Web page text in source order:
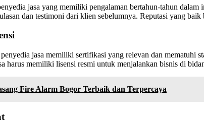
jasa yang memiliki pengalaman bertahun-tahun dalam
dan testimoni dari klien sebelumnya. Reputasi yang
jasa memiliki sertifikasi yang relevan dan mematuhi
harus memiliki lisensi resmi untuk menjalankan bisnis di
Fire Alarm Bogor Terbaik dan Terpercaya